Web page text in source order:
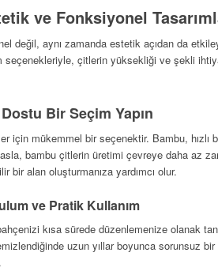
ve Fonksiyonel
değil, aynı zamanda estetik açıdan da
seçenekleriyle, çitlerin yüksekliği ve şekli
Bir Seçim Yapın
için mükemmel bir seçenektir. Bambu,
bambu çitlerin üretimi çevreye daha az
bir alan oluşturmanıza yardımcı olur.
ve Pratik Kullanım
kısa sürede düzenlemenize olanak
uzun yıllar boyunca sorunsuz